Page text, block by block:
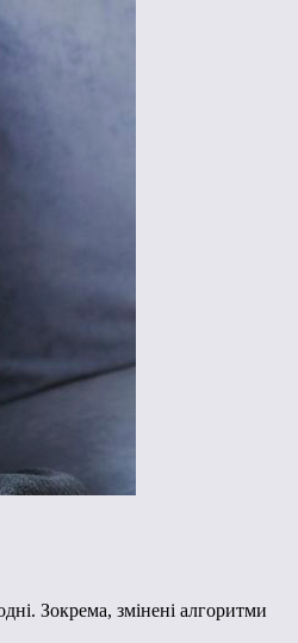
Зокрема, змінені алгоритми